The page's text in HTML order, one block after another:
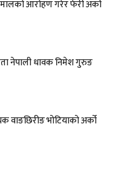
आरोहण गरेर फेरी अर्को
नेपाली धावक निमेश गुरुङ
वाङछिरीङ भोटियाको अर्को